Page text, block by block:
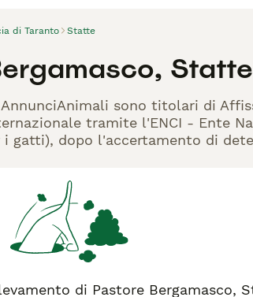
di Taranto Statte
Statte
sono titolari di
tramite l'ENCI - Ente
i gatti), dopo l'accertamento di
di Pastore Bergamasco,